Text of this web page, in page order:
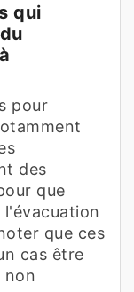
qui
pour
des
que
que ces
cas être
non